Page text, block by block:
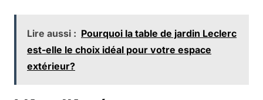
Lire aussi : Pourquoi la table de jardin Leclerc
est-elle le choix idéal pour votre espace
extérieur?